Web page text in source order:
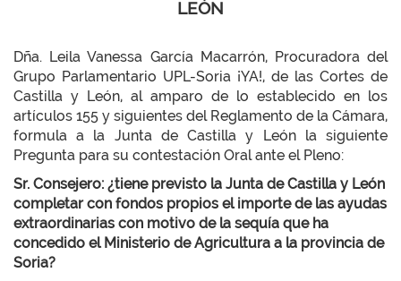
LEÓN
Dña. Leila Vanessa García Macarrón, Procuradora del
Grupo Parlamentario UPL-Soria ¡YA!, de las Cortes de
Castilla y León, al amparo de lo establecido en los
artículos 155 y siguientes del Reglamento de la Cámara,
formula a la Junta de Castilla y León la siguiente
Pregunta para su contestación Oral ante el Pleno:
Sr. Consejero: ¿tiene previsto la Junta de Castilla y León
completar con fondos propios el importe de las ayudas
extraordinarias con motivo de la sequía que ha
concedido el Ministerio de Agricultura a la provincia de
Soria?